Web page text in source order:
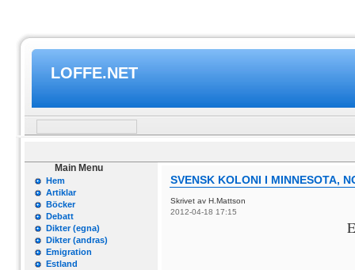
LOFFE.NET
Main Menu
Hem
Artiklar
Böcker
Debatt
Dikter (egna)
Dikter (andras)
Emigration
Estland
SVENSK KOLONI I MINNESOTA,
Skrivet av H.Mattson
2012-04-18 17:15